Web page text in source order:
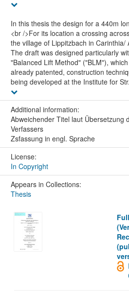
In this thesis the design for a 440m
<br />For its location a crossing
the village of Lippitzbach in Carinthia/
The draft was designed particularly
"Balanced Lift Method" ("BLM"),
already patented, construction
being developed at the Institute for
Additional information:
Abweichender Titel laut Übersetzung
Verfassers
Zsfassung in engl. Sprache
License:
In Copyright
Appears in Collections:
Thesis